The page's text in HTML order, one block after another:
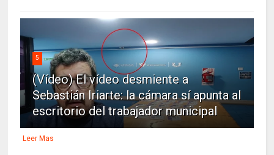
5
(Vídeo) El vídeo desmiente a
Sebastián Iriarte: la cámara sí apunta al
escritorio del trabajador municipal
Leer Mas